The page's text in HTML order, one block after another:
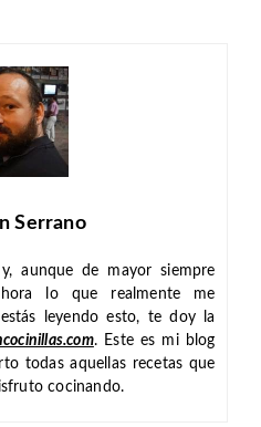
Serrano
aunque de mayor siempre
lo que realmente me
leyendo esto, te doy la
. Este es mi blog
todas aquellas recetas que
cocinando.